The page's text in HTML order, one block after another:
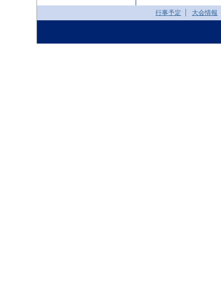
行事予定 大会情報